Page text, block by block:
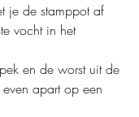
je de stamppot af
vocht in het
en de worst uit de
apart op een